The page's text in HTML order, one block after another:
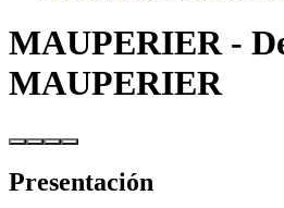
MAUPERIER -
MAUPERIER
Presentación